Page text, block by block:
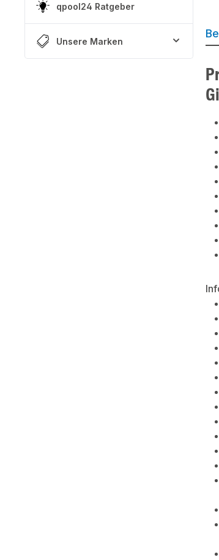
qpool24 Ratgeber
Unsere Marken